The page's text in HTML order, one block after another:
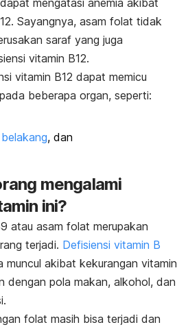
mengatasi anemia akibat
Sayangnya, asam folat tidak
saraf yang juga
vitamin B12.
vitamin B12 dapat memicu
beberapa organ, seperti:
, dan
mengalami
ini?
atau asam folat merupakan
terjadi. Defisiensi vitamin B
muncul akibat kekurangan vitamin
dengan pola makan, alkohol, dan
folat masih bisa terjadi dan